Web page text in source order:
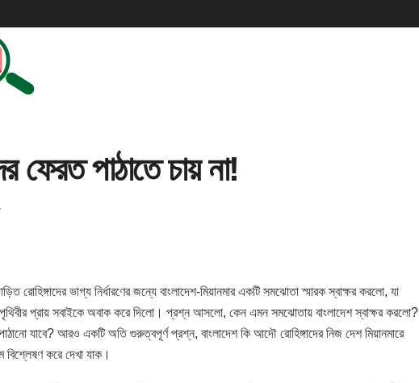
ফেরত পাঠাতে চায় না!
রোহিঙ্গাদের ভাগ্য নির্ধারণের জন্যে বাংলাদেশ-মিয়ানমার একটি সমঝোতা স্মারক স্বাক্ষর করলো, যা
পৃথিবীর প্রায় সবাইকে অবাক করে দিলো। প্রশ্ন আসলো, কেন এমন সমঝোতায় বাংলাদেশ স্বাক্ষর করলো?
যাবে? আরও একটি অতি গুরুত্বপূর্ণ প্রশ্ন, বাংলাদেশ কি আদৌ রোহিঙ্গাদের নিজ দেশ মিয়ানমারে
বিশ্লেষণ করে দেখা যাক।